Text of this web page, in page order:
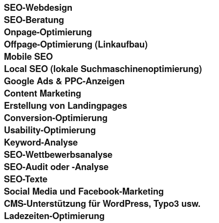
SEO-Webdesign
SEO-Beratung
Onpage-Optimierung
Offpage-Optimierung (Linkaufbau)
Mobile SEO
Local SEO (lokale Suchmaschinenoptimierung)
Google Ads & PPC-Anzeigen
Content Marketing
Erstellung von Landingpages
Conversion-Optimierung
Usability-Optimierung
Keyword-Analyse
SEO-Wettbewerbsanalyse
SEO-Audit oder -Analyse
SEO-Texte
Social Media und Facebook-Marketing
CMS-Unterstützung für WordPress, Typo3 usw.
Ladezeiten-Optimierung